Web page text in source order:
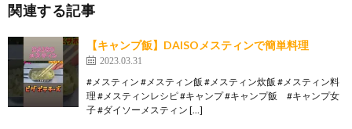
関連する記事
【キャンプ飯】DAISOメスティンで簡単料理
2023.03.31
#メスティン #メスティン飯 #メスティン炊飯 #メスティン料
理 #メスティンレシピ #キャンプ #キャンプ飯 #キャンプ女
子 #ダイソーメスティン […]